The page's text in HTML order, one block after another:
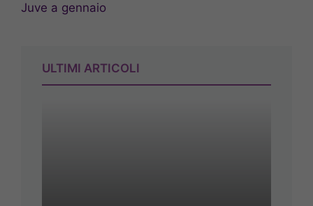
Juve a gennaio
ULTIMI ARTICOLI